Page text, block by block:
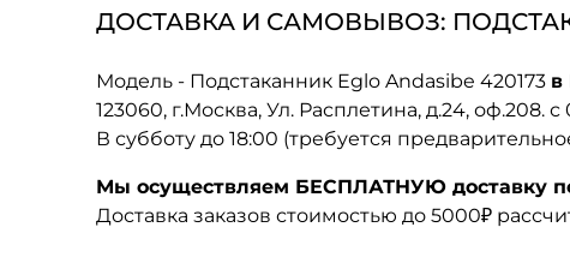
ДОСТАВКА И САМОВЫВОЗ:
Модель - Подстаканник Eglo Andasibe 420173 в
123060, г.Москва, Ул. Расплетина, д.24, оф.208.
В субботу до 18:00 (требуется
Мы осуществляем БЕСПЛАТНУЮ доставку
Доставка заказов стоимостью до 5000₽